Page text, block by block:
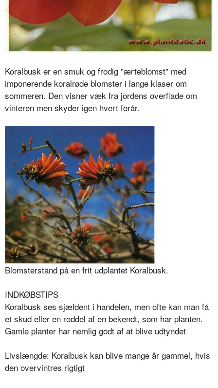
Koralbusk er en smuk og frodig "ærteblomst" med
imponerende koralrøde blomster i lange klaser om
sommeren. Den visner væk fra jordens overflade om
vinteren men skyder igen hvert forår.
Blomsterstand på en frit udplantet Koralbusk.
INDKØBSTIPS
Koralbusk ses sjældent i handelen, men ofte kan man få
et skud eller en roddel af en bekendt, som har planten.
Gamle planter har nemlig godt af at blive udtyndet
Livslængde: Koralbusk kan blive mange år gammel, hvis
den overvintres rigtigt